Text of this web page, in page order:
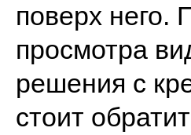
поверх него.
просмотра
решения с
стоит